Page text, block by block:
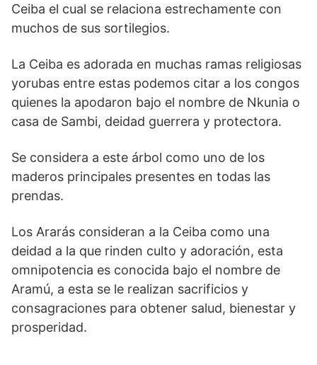
Ceiba el cual se relaciona estrechamente con
muchos de sus sortilegios.
La Ceiba es adorada en muchas ramas religiosas
yorubas entre estas podemos citar a los congos
quienes la apodaron bajo el nombre de Nkunia o
casa de Sambi, deidad guerrera y protectora.
Se considera a este árbol como uno de los
maderos principales presentes en todas las
prendas.
Los Ararás consideran a la Ceiba como una
deidad a la que rinden culto y adoración, esta
omnipotencia es conocida bajo el nombre de
Aramú, a esta se le realizan sacrificios y
consagraciones para obtener salud, bienestar y
prosperidad.